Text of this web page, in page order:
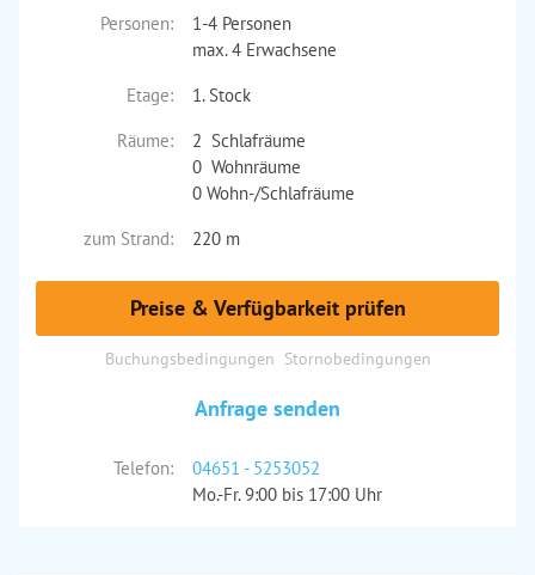
Personen:
1-4 Personen
max. 4 Erwachsene
Etage:
1. Stock
Räume:
2 Schlafräume
0 Wohnräume
0 Wohn-/Schlafräume
zum Strand:
220 m
Preise & Verfügbarkeit prüfen
Buchungsbedingungen Stornobedingungen
Anfrage senden
Telefon:
04651 - 5253052
Mo.-Fr. 9:00 bis 17:00 Uhr